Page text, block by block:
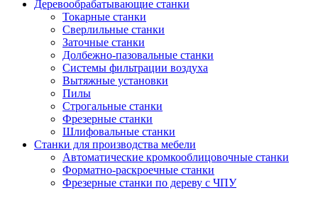
Деревообрабатывающие станки
Токарные станки
Сверлильные станки
Заточные станки
Долбежно-пазовальные станки
Системы фильтрации воздуха
Вытяжные установки
Пилы
Строгальные станки
Фрезерные станки
Шлифовальные станки
Станки для производства мебели
Автоматические кромкооблицовочные станки
Форматно-раскроечные станки
Фрезерные станки по дереву с ЧПУ